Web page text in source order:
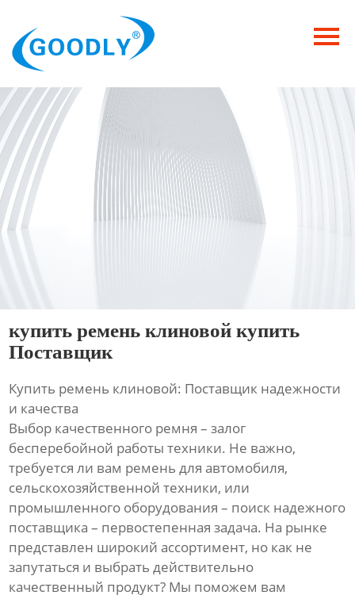
Продукция
ОТРАСЛИ
Категория
Новости
Контакты
купить ремень клиновой купить
Поставщик
Купить ремень клиновой: Поставщик надежности
и качества
Выбор качественного ремня – залог
бесперебойной работы техники. Не важно,
требуется ли вам ремень для автомобиля,
сельскохозяйственной техники, или
промышленного оборудования – поиск надежного
поставщика – первостепенная задача. На рынке
представлен широкий ассортимент, но как не
запутаться и выбрать действительно
качественный продукт? Мы поможем вам